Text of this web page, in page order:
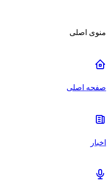
منوی اصلی
صفحه اصلی
اخبار